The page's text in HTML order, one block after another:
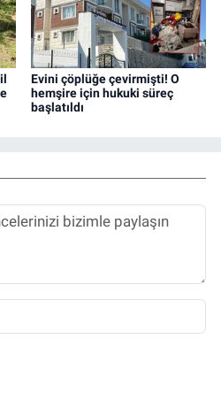
Evini çöplüğe çevirmişti! O
hemşire için hukuki süreç
başlatıldı